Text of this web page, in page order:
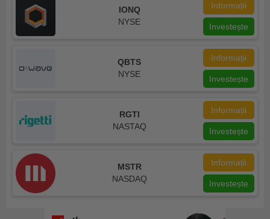
IONQ
NYSE
Informații
Investește
QBTS
NYSE
Informații
Investește
RGTI
NASTAQ
Informații
Investește
MSTR
NASDAQ
Informații
Investește